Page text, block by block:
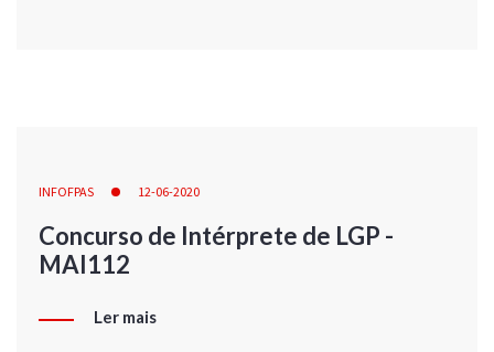
INFOFPAS 12-06-2020
Concurso de Intérprete de LGP -
MAI112
Ler mais